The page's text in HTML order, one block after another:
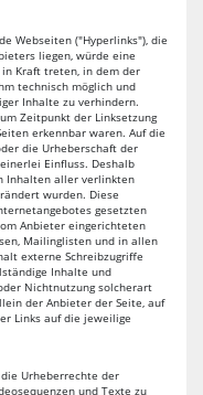
Webseiten ("Hyperlinks"), die
liegen, würde eine
Kraft treten, in dem der
technisch möglich und
Inhalte zu verhindern.
Zeitpunkt der Linksetzung
erkennbar waren. Auf die
die Urheberschaft der
Einfluss. Deshalb
Inhalten aller verlinkten
wurden. Diese
gesetzten
Anbieter eingerichteten
Mailinglisten und in allen
externe Schreibzugriffe
Inhalte und
Nichtnutzung solcherart
der Anbieter der Seite, auf
Links auf die jeweilige
Urheberrechte der
und Texte zu